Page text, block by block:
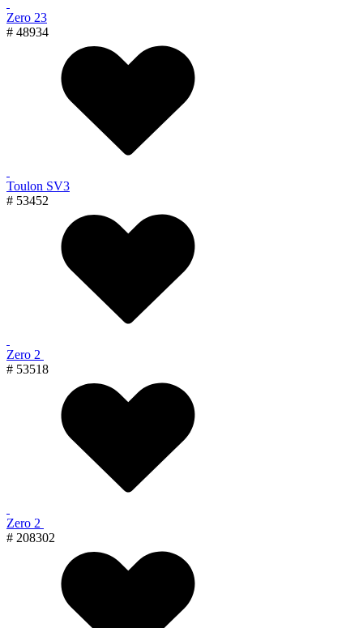
Zero 23
# 48934
Toulon SV3
# 53452
Zero 2
# 53518
Zero 2
# 208302